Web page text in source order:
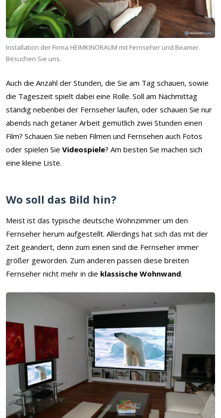
Installation der Firma HEIMKINORAUM mit Fernseher und Beamer.
Besuchen Sie uns.
Auch die Anzahl der Stunden, die Sie am Tag schauen, sowie
die Tageszeit spielt dabei eine Rolle. Soll am Nachmittag
ständig nebenbei der Fernseher laufen, oder schauen Sie nur
abends nach getaner Arbeit gemütlich zwei Stunden einen
Film? Schauen Sie neben Filmen und Fernsehen auch Fotos
oder spielen Sie Videospiele? Am besten Sie machen sich
eine kleine Liste.
Wo soll das Bild hin?
Meist ist das typische deutsche Wohnzimmer um den
Fernseher herum aufgestellt. Allerdings hat sich das mit der
Zeit geändert, denn zum einen sind die Fernseher immer
größer geworden. Zum anderen passen diese breiten
Fernseher nicht mehr in die klassische Wohnwand.